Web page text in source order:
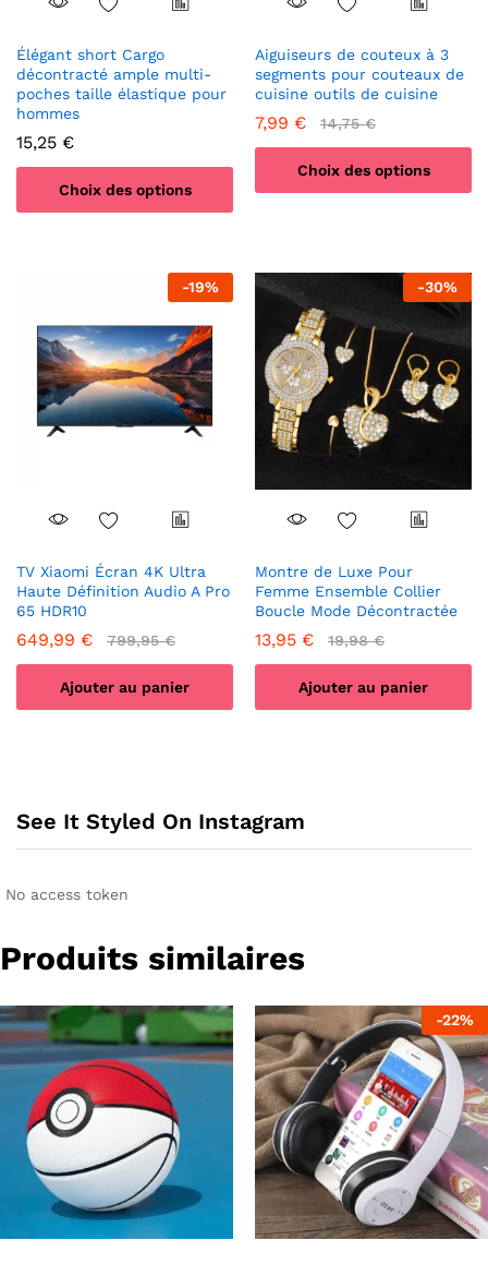
Élégant short Cargo
décontracté ample multi-
poches taille élastique pour
hommes
15,25 €
Choix des options
Les
options
peuvent
être
choisies
Aiguiseurs de couteux à 3
segments pour couteaux de
cuisine outils de cuisine
7,99 € 14,75€
Choix des options
plusieurs
variations.
options
peuvent
être
choisies
sur
page
-19%
TV Xiaomi Écran 4K Ultra
Haute Définition Audio A Pro
65 HDR10
649,99 € 799,95€
Ajouter au panier
-30%
Montre de Luxe Pour
Femme Ensemble Collier
Boucle Mode Décontractée
13,95 € 19,98€
Ajouter au panier
See It Styled On Instagram
No access token
Produits similaires
-22%